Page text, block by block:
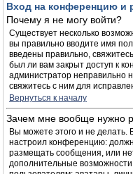
Вход на конференцию и
Почему я не могу войти?
Существует несколько
вы правильно вводите имя
введены правильно,
был ли вам закрыт доступ к
администратор неправильно
свяжитесь с ним для
Вернуться к началу
Зачем мне вообще нужно
Вы можете этого и не делать.
настроил конференцию:
размещать сообщения, или
дополнительные